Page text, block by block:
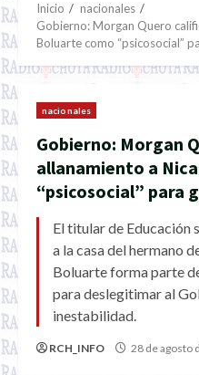
Inicio
nacionales
Gobierno: Morgan Quero
Boluarte como “psicosocial”
nacionales
Gobierno: Morgan
allanamiento a
“psicosocial” para
El titular de Educación
a la casa del hermano
Boluarte forma parte
para deslegitimar al
inestabilidad.
RCH_INFO 28 de agosto